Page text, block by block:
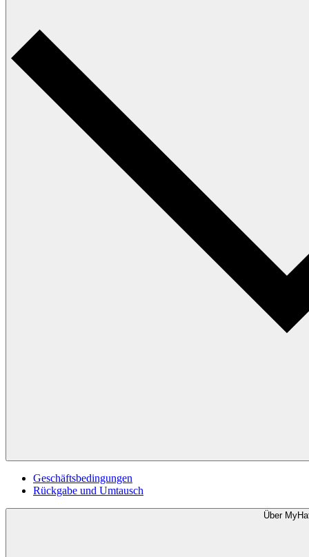
Geschäftsbedingungen
Rückgabe und Umtausch
Über